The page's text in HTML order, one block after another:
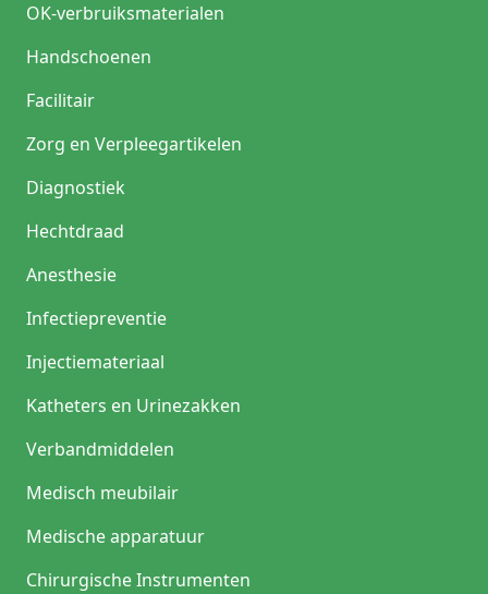
OK-verbruiksmaterialen
Handschoenen
Facilitair
Zorg en Verpleegartikelen
Diagnostiek
Hechtdraad
Anesthesie
Infectiepreventie
Injectiemateriaal
Katheters en Urinezakken
Verbandmiddelen
Medisch meubilair
Medische apparatuur
Chirurgische Instrumenten